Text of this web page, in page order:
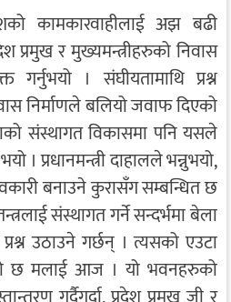
कामकारवाहीलाई अझ बढी
प्रमुख र मुख्यमन्त्रीहरुको निवास
गर्नुभयो । संघीयतामाथि प्रश्न
निर्माणले बलियो जवाफ दिएको
संस्थागत विकासमा पनि यसले
। प्रधानमन्त्री दाहालले भन्नुभयो,
बनाउने कुरासँग सम्बन्धित छ
संस्थागत गर्ने सन्दर्भमा बेला
उठाउने गर्छन् । त्यसको एउटा
छ मलाई आज । यो भवनहरुको